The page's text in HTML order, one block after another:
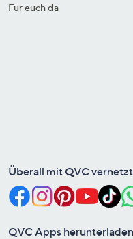
Für euch da
Überall mit QVC vernetzt
QVC Apps herunterladen